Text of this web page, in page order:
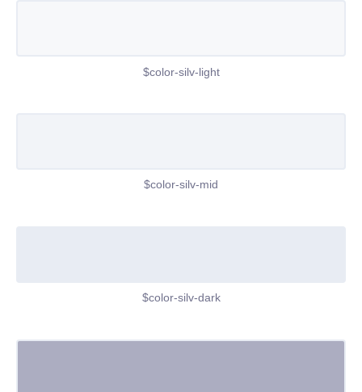
$color-silv-light
$color-silv-mid
$color-silv-dark